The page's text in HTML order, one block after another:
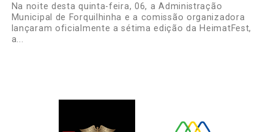
Na noite desta quinta-feira, 06, a Administração
Municipal de Forquilhinha e a comissão organizadora
lançaram oficialmente a sétima edição da HeimatFest,
a...